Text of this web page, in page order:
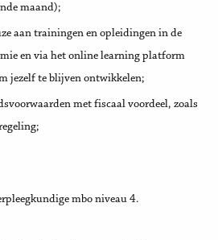
maand);
aan trainingen en opleidingen in de
en via het online learning platform
jezelf te blijven ontwikkelen;
met fiscaal voordeel, zoals
mbo niveau 4.